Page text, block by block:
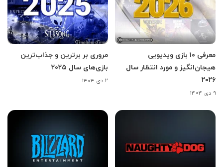
معرفی ۱۰ بازی ویدیویی
هیجان‌انگیز و مورد انتظار سال
۲۰۲۶
۹ دی ۱۴۰۴
مروری بر برترین و جذاب‌ترین
بازی‌های سال ۲۰۲۵
۲ دی ۱۴۰۴